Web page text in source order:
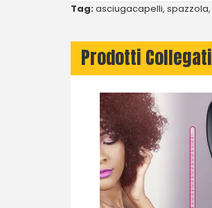
Tag:asciugacapelli, spazzola,
Prodotti Collegati